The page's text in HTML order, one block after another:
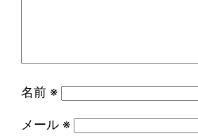
名前 ※
メール ※